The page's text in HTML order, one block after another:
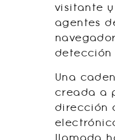
visitante
agentes
detección
Una
creada a
dirección